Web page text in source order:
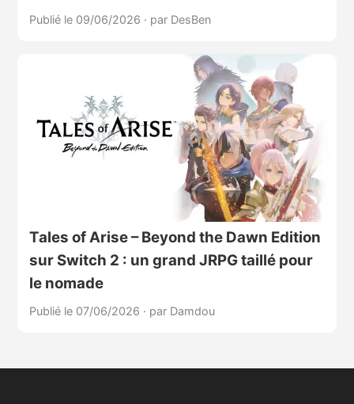
Publié le 09/06/2026 · par DesBen
Tales of Arise – Beyond the Dawn Edition
sur Switch 2 : un grand JRPG taillé pour
le nomade
Publié le 07/06/2026 · par Damdou